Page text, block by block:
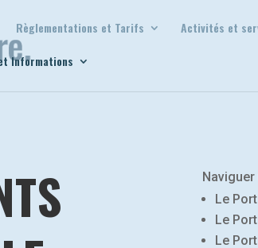
Règlementations et Tarifs Activités et
Informations
Le
Le
Le